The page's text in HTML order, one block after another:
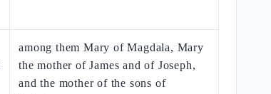
among them Mary of Magdala, Mary
the mother of James and of Joseph,
and the mother of the sons of